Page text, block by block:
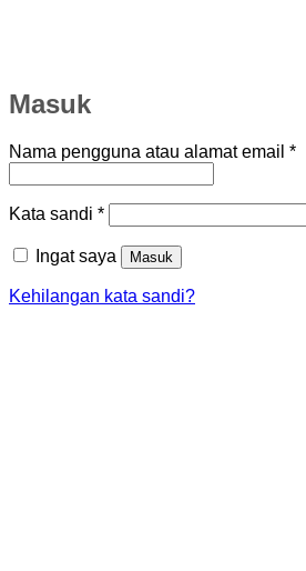
Masuk
Nama pengguna atau alamat email *
Kata sandi *Wajib
Ingat saya Masuk
Kehilangan kata sandi?